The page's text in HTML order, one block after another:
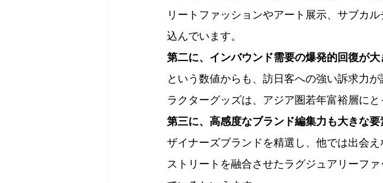
リートファッションやアート展示、サブカ
込んでいます。
第二に、インバウンド需要の爆発的回復が大
という数値からも、訪日客への強い訴求力
ラクターグッズは、アジア圏若年富裕層に
第三に、高感度なブランド編集力も大きな要
ザイナーズブランドを精選し、他では出会
ストリートを融合させたラグジュアリーフ